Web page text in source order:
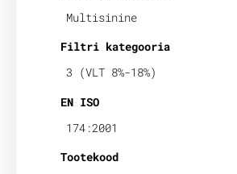
Multisinine
Filtri kategooria
3 (VLT 8%-18%)
EN ISO
174:2001
Tootekood